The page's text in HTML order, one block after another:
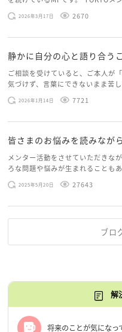
囲の人へ協力を煽ぐ
空間にいるときは誰
この場を借りて、今
ん方へ改めてお礼を言
本当に、ありがとう
げたいという想いから、勇気を出
稿してみようと思います。少し自分
2026年3月17日 2670
静かに自分の心と語り合う
ご相談を受けていると、ご本人が
気づけず、言葉にできないまま苦
ースがありますお悩みというのは
層心理）に触れることで、まった
2026年1月14日 7721
皆さまのお悩みを読みながら
メンター活動をさせていただきな
ろな問題や悩みが生まれることも
のお悩みを読みながら 「みんな、
だけじゃないんだな」と、逆に励
2025年5月20日 27643
ブロ
解
将来のことが気になっ